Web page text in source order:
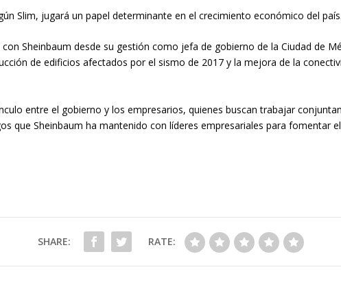
Slim, jugará un papel determinante en el crecimiento económico del país.
Sheinbaum desde su gestión como jefa de gobierno de la Ciudad de
de edificios afectados por el sismo de 2017 y la mejora de la
entre el gobierno y los empresarios, quienes buscan trabajar
que Sheinbaum ha mantenido con líderes empresariales para fomentar
SHARE: RATE: